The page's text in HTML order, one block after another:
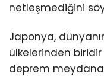
netleşmediğini
Japonya,
ülkelerinden
deprem meydana